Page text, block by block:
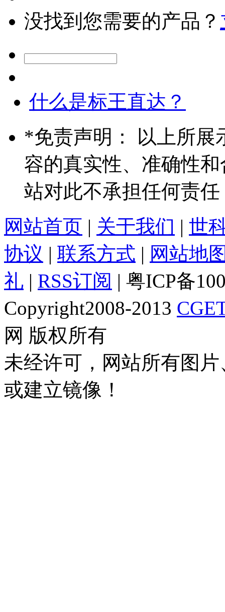
没找到您需要的产品？
什么是标王直达？
*免责声明： 以上所展
容的真实性、准确性
站对此不承担任何责任
网站首页 | 关于我们 | 世
协议 | 联系方式 | 网站地
礼 | RSS订阅 | 粤ICP备
Copyright2008-2013
网 版权所有
未经许可，网站所有图
或建立镜像！